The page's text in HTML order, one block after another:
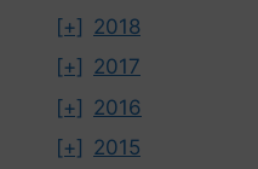
[+] 2018
[+] 2017
[+] 2016
[+] 2015